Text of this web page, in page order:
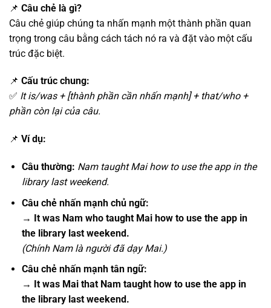
📌 Câu chẻ là gì?
Câu chẻ giúp chúng ta nhấn mạnh một thành phần quan
trọng trong câu bằng cách tách nó ra và đặt vào một cấu
trúc đặc biệt.
📌 Cấu trúc chung:
✅ It is/was + [thành phần cần nhấn mạnh] + that/who +
phần còn lại của câu.
📌 Ví dụ:
Câu thường: Nam taught Mai how to use the app in the
library last weekend.
Câu chẻ nhấn mạnh chủ ngữ:
→ It was Nam who taught Mai how to use the app in
the library last weekend.
(Chính Nam là người đã dạy Mai.)
Câu chẻ nhấn mạnh tân ngữ:
→ It was Mai that Nam taught how to use the app in
the library last weekend.